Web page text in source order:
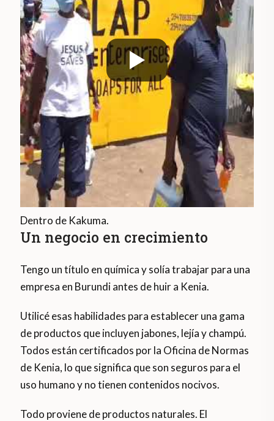
Dentro de Kakuma.
Un negocio en crecimiento
Tengo un título en química y solía trabajar para una
empresa en Burundi antes de huir a Kenia.
Utilicé esas habilidades para establecer una gama
de productos que incluyen jabones, lejía y champú.
Todos están certificados por la Oficina de Normas
de Kenia, lo que significa que son seguros para el
uso humano y no tienen contenidos nocivos.
Todo proviene de productos naturales. El